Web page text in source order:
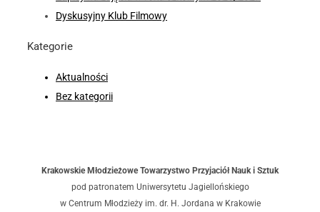
Dyskusyjny Klub Filmowy
Kategorie
Aktualności
Bez kategorii
Krakowskie Młodzieżowe Towarzystwo Przyjaciół Nauk i Sztuk
pod patronatem Uniwersytetu Jagiellońskiego
w Centrum Młodzieży im. dr. H. Jordana w Krakowie